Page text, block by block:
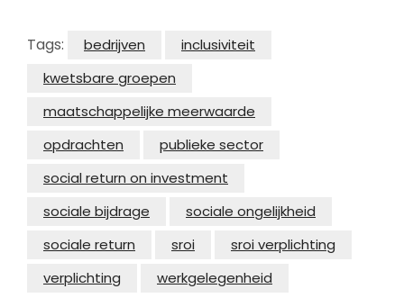
Tags: bedrijven
inclusiviteit
kwetsbare groepen
maatschappelijke meerwaarde
opdrachten
publieke sector
social return on investment
sociale bijdrage
sociale ongelijkheid
sociale return
sroi
sroi verplichting
verplichting
werkgelegenheid